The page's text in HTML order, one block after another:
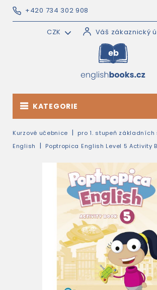
+420 734 302 908
CZK Váš zákaznický
KATEGORIE
Kurzové učebnice pro 1. stupeň základních
English
Poptropica English Level 5 Activity